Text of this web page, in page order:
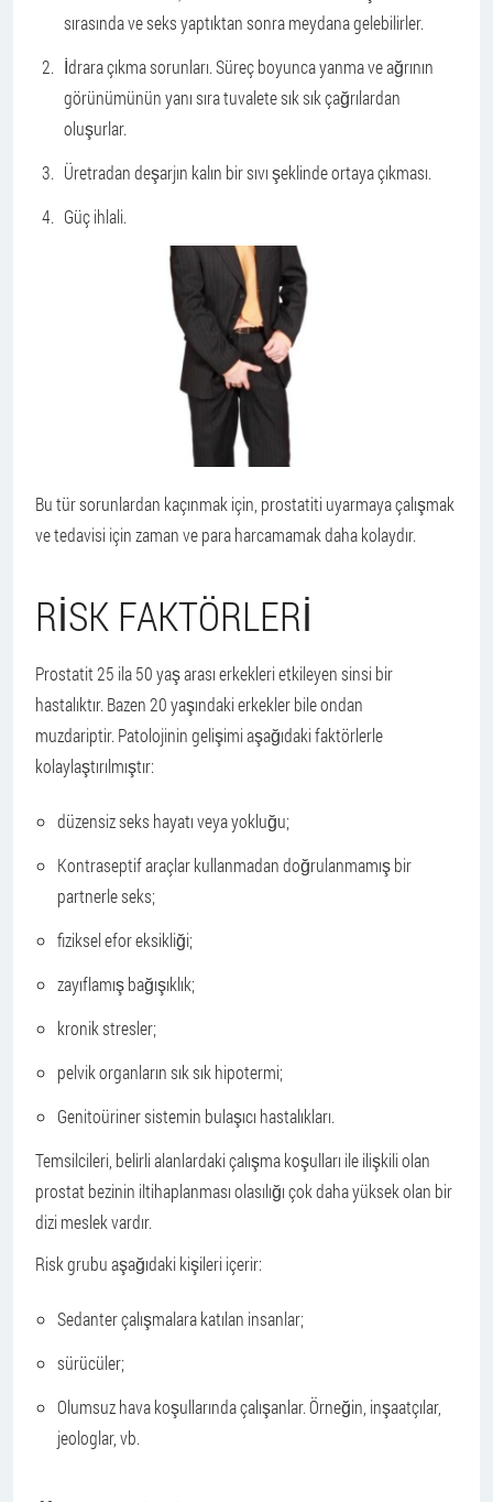
sırasında ve seks yaptıktan sonra meydana gelebilirler.
İdrara çıkma sorunları. Süreç boyunca yanma ve ağrının
görünümünün yanı sıra tuvalete sık sık çağrılardan
oluşurlar.
Üretradan deşarjın kalın bir sıvı şeklinde ortaya çıkması.
Güç ihlali.
Bu tür sorunlardan kaçınmak için, prostatiti uyarmaya çalışmak
ve tedavisi için zaman ve para harcamamak daha kolaydır.
RISK FAKTÖRLERI
Prostatit 25 ila 50 yaş arası erkekleri etkileyen sinsi bir
hastalıktır. Bazen 20 yaşındaki erkekler bile ondan
muzdariptir. Patolojinin gelişimi aşağıdaki faktörlerle
kolaylaştırılmıştır:
düzensiz seks hayatı veya yokluğu;
Kontraseptif araçlar kullanmadan doğrulanmamış bir
partnerle seks;
fiziksel efor eksikliği;
zayıflamış bağışıklık;
kronik stresler;
pelvik organların sık sık hipotermi;
Genitoüriner sistemin bulaşıcı hastalıkları.
Temsilcileri, belirli alanlardaki çalışma koşulları ile ilişkili olan
prostat bezinin iltihaplanması olasılığı çok daha yüksek olan bir
dizi meslek vardır.
Risk grubu aşağıdaki kişileri içerir:
Sedanter çalışmalara katılan insanlar;
sürücüler;
Olumsuz hava koşullarında çalışanlar. Örneğin, inşaatçılar,
jeologlar, vb.